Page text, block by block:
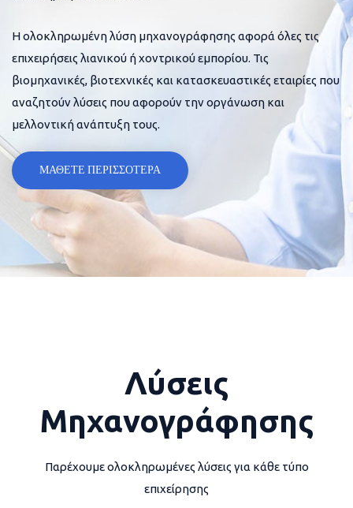
Η ολοκληρωμένη λύση μηχανογράφησης αφορά όλες τις
επιχειρήσεις λιανικού ή χοντρικού εμπορίου. Τις
βιομηχανικές, βιοτεχνικές και κατασκευαστικές εταιρίες που
αναζητούν λύσεις που αφορούν την οργάνωση και
μελλοντική ανάπτυξη τους.
ΜΑΘΕΤΕ ΠΕΡΙΣΣΟΤΕΡΑ
Λύσεις
Μηχανογράφησης
Παρέχουμε ολοκληρωμένες λύσεις για κάθε τύπο
επιχείρησης